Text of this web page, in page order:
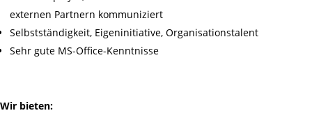
externen Partnern kommuniziert
Selbstständigkeit, Eigeninitiative, Organisationstalent
Sehr gute MS-Office-Kenntnisse
Wir bieten: